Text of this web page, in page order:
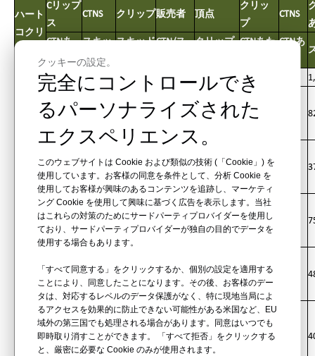
ハート
コクリ
Cリップ
ス
CTNS クリップ販売者 頂点
クリッ
プ
CTNS
CTNあ
たり
スキッ
ドごと
スキッドCTN/ス
クリップ CTNあた CTNあ
54A14S 15,080
または
CLP-15
9,900 594,000 CTN。 64A18S 10,340
または
CLP-22
4,500 60 270,000 CTN。 68H18S 4,700
HR-CL
または
CLP-13
9,000 60 540,000 CTN。 71A18S 9,400
CLP-20
4,860 60 291,600 CTN。 72E18S 6,110
HR-CL
または
3,960 60 237,600 CTN。 74F18S 5,076
クッキーの設定。
完全にコントロールでき
るパーソナライズされた
エクスペリエンス。
このウェブサイトは Cookie および類似の技術 (「Cookie」) を
使用しています。お客様の同意を条件として、分析 Cookie を
使用してお客様が興味のあるコンテンツを追跡し、マーケティ
ング Cookie を使用して興味に基づく広告を表示します。当社
はこれらの対策のためにサードパーティプロバイダーを使用し
ており、サードパーティプロバイダーが独自の目的でデータを
使用する場合もあります。
「すべて同意する」をクリックするか、個別の設定を適用する
ことにより、同意したことになります。その後、お客様のデー
タは、対応するレベルのデータ保護がなく、特に現地当局によ
るアクセスを効果的に防止できない可能性がある米国など、EU
域外の第三国でも処理される場合があります。同意はいつでも
即時取り消すことができます。 「すべて拒否」をクリックする
と、厳密に必要な Cookie のみが使用されます。